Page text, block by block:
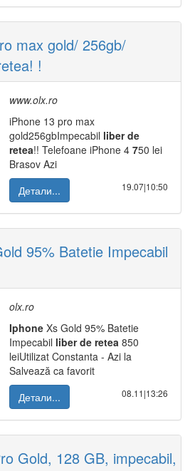
max gold/ 256gb/
!
www.olx.ro
iPhone 13 pro max
gold256gbImpecabil liber de
retea!! Telefoane iPhone 4 750 lei
Brasov Azi
Детали...
19.07|10:50
95% Batetie Impecabil
olx.ro
Iphone Xs Gold 95% Batetie
Impecabil liber de retea 850
leiUtilizat Constanta - Azi la
Salvează ca favorit
Детали...
08.11|13:26
Gold, 128 GB, impecabil,